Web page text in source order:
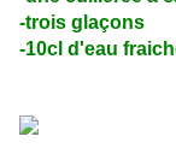
-trois glaçons
-10cl d'eau